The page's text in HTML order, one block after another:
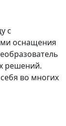
с
оснащения
решений.
во многих